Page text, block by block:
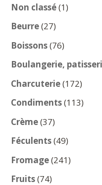
Non classé 11
Beurre 2727
produits
Boissons 7676
produits
Boulangerie,
Charcuterie 172172
Condiments 113113
Crème 3737
produits
Féculents 4949
produits
Fromage 241241
Fruits 7474